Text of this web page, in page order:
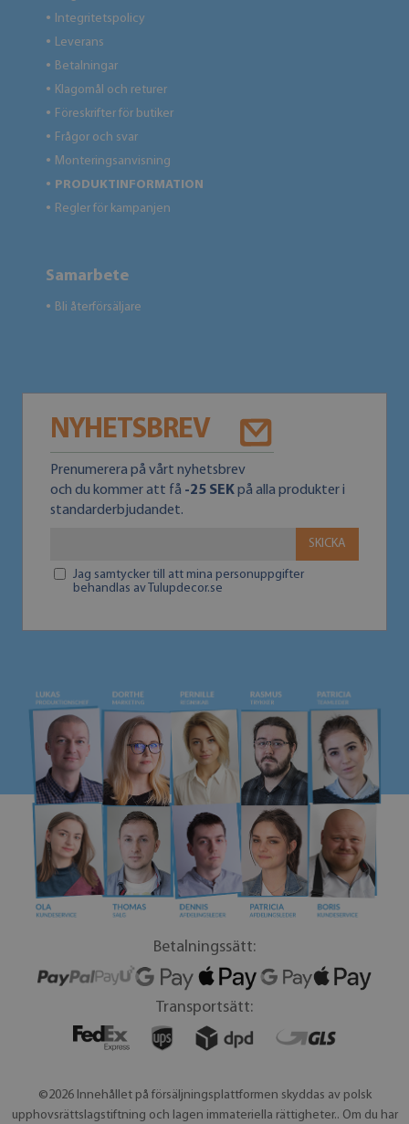
● Integritetspolicy
● Leverans
● Betalningar
● Klagomål och returer
● Föreskrifter för butiker
● Frågor och svar
● Monteringsanvisning
● PRODUKTINFORMATION
● Regler för kampanjen
Samarbete
● Bli återförsäljare
NYHETSBREV
Prenumerera på vårt nyhetsbrev
och du kommer att få -25 SEKpå alla produkter i
standarderbjudandet.
SKICKA
Jag samtycker till att mina personuppgifter
behandlas av Tulupdecor.se
Betalningssätt:
Transportsätt:
©2026 Innehållet på försäljningsplattformen skyddas av polsk
upphovsrättslagstiftning och lagen immateriella rättigheter.. Om du har